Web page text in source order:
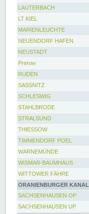
LAUTERBACH
LT KIEL
MARIENLEUCHTE
NEUENDORF HAFEN
NEUSTADT
Prerow
RUDEN
SASSNITZ
SCHLESWIG
STAHLBRODE
STRALSUND
THIESSOW
TIMMENDORF POEL
WARNEMÜNDE
WISMAR-BAUMHAUS
WITTOWER FÄHRE
ORANIENBURGER KANAL
SACHSENHAUSEN OP
SACHSENHAUSEN UP